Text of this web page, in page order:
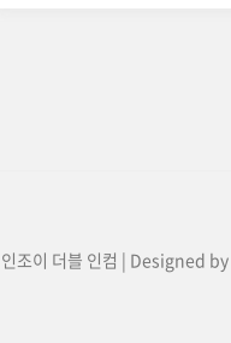
조이 더블 인컴 | Designed by